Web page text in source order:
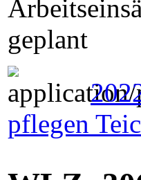
geplant
pflegen